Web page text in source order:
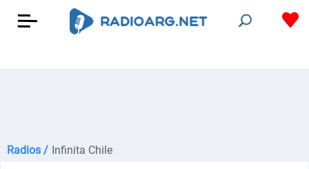
Radios / Infinita Chile